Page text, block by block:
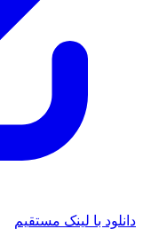
دانلود با لینک مستقیم